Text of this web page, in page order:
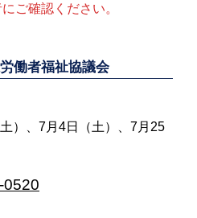
ご確認ください。
働者福祉協議会
）、7月4日（土）、7月25
0520